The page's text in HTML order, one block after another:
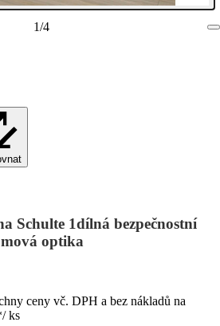
1/4
Schulte 1dílná bezpečnostní
optika
ceny vč. DPH a bez nákladů na
/ ks